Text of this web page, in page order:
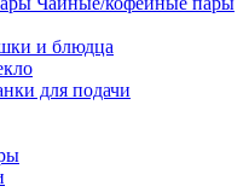
и блюдца
для подачи